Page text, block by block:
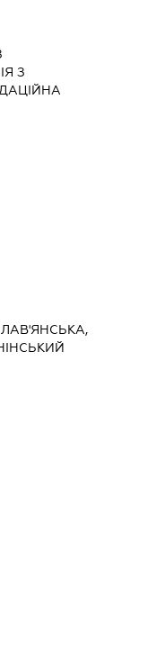
З